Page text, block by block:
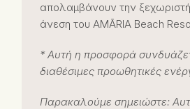
απολαμβάνουν την ξεχωριστή
άνεση του AMĀRIA Beach
* Αυτή η προσφορά
διαθέσιμες προωθητικές
Παρακαλούμε σημειώστε: